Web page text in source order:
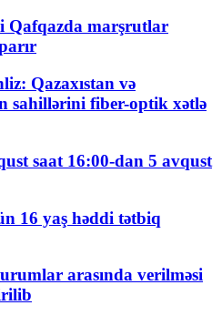
Qafqazda marşrutlar
Qazaxıstan və
sahillərini fiber-optik xətlə
saat 16:00-dan 5 avqust
16 yaş həddi tətbiq
arasında verilməsi